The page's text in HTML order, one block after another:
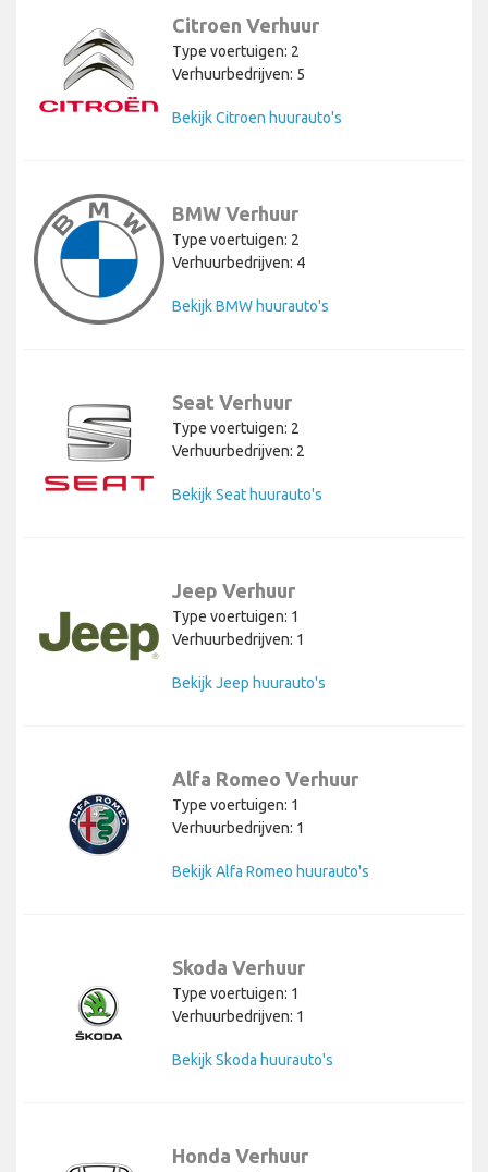
Citroen Verhuur
Type voertuigen: 2
Verhuurbedrijven: 5
Bekijk Citroen huurauto's
BMW Verhuur
Type voertuigen: 2
Verhuurbedrijven: 4
Bekijk BMW huurauto's
Seat Verhuur
Type voertuigen: 2
Verhuurbedrijven: 2
Bekijk Seat huurauto's
Jeep Verhuur
Type voertuigen: 1
Verhuurbedrijven: 1
Bekijk Jeep huurauto's
Alfa Romeo Verhuur
Type voertuigen: 1
Verhuurbedrijven: 1
Bekijk Alfa Romeo huurauto's
Skoda Verhuur
Type voertuigen: 1
Verhuurbedrijven: 1
Bekijk Skoda huurauto's
Honda Verhuur